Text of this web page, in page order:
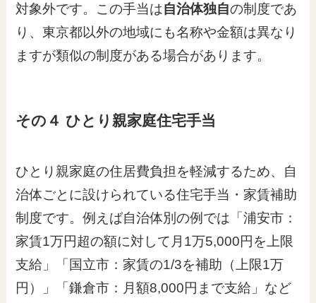
対象外です。この手当は自治体独自の制度であ
り、東京都以外の地域にも名称や金額は異なり
ますが類似の制度がある場合があります。
その４ ひとり親家庭住宅手当
ひとり親家庭の住居費負担を軽減するため、自
治体ごとに設けられている住宅手当・家賃補助
制度です。例えば自治体別の例では「浦安市：
家賃1万円超の額に対して月1万5,000円を上限
支給」「国立市：家賃の1/3を補助（上限1万
円）」「鎌倉市：月額8,000円まで支給」など